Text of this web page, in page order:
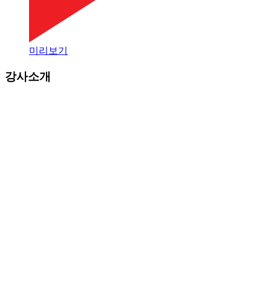
미리보기
강사소개